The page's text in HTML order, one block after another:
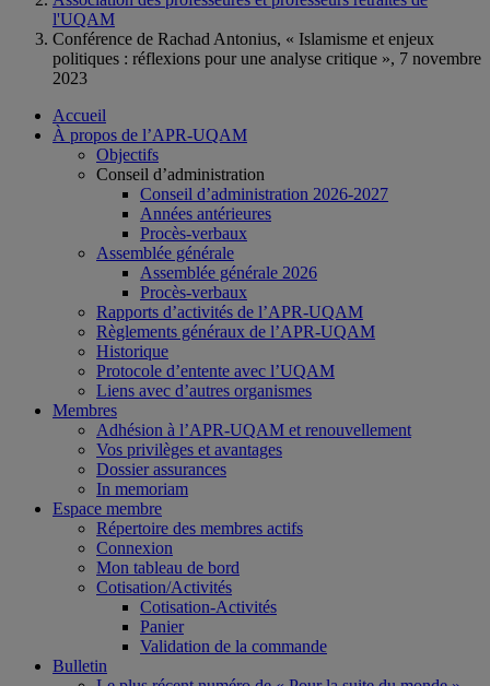
l'UQAM
Conférence de Rachad Antonius, « Islamisme et enjeux
politiques : réflexions pour une analyse critique », 7 novembre
2023
Accueil
À propos de l’APR-UQAM
Objectifs
Conseil d’administration
Conseil d’administration 2026-2027
Années antérieures
Procès-verbaux
Assemblée générale
Assemblée générale 2026
Procès-verbaux
Rapports d’activités de l’APR-UQAM
Règlements généraux de l’APR-UQAM
Historique
Protocole d’entente avec l’UQAM
Liens avec d’autres organismes
Membres
Adhésion à l’APR-UQAM et renouvellement
Vos privilèges et avantages
Dossier assurances
In memoriam
Espace membre
Répertoire des membres actifs
Connexion
Mon tableau de bord
Cotisation/Activités
Cotisation-Activités
Panier
Validation de la commande
Bulletin